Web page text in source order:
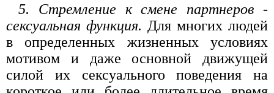
5. Стремление к смене партнеров -
сексуальная функция. Для многих людей
в определенных жизненных условиях
мотивом и даже основной движущей
силой их сексуального поведения на